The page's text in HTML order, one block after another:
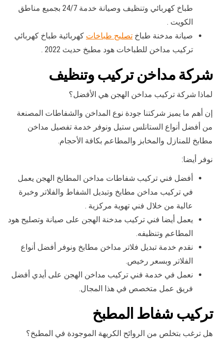
طباخ كهربائي وتنظيف وصيانة خدمة 24/7 بجميع مناطق
الكويت .
صيانة مدخنة طباخ تصليح طباخات كهربائية طباخ كهربائي
تركيب مداخن للطباخات هود مطبخ حديث 2022 .
شركة مداخن تركيب وتنظيف
لماذا شركة تركيب مداخن الهجن هي الأفضل؟
إن أهم ما يميز شركتنا جودة نوع المداخن والشفاطات المصنعة
من أفضل أنواع الستانلس ستيل ونوفر خدمة تفصيل مداخن
مطابخ للمنازل والمخابز والمطاعم بكافة الأحجام.
نوفر أيضا:
أفضل فني تركيب شفاطات مداخن المطابخ الهجن يعمل
في تركيب مداخن مطابخ وتبديل الشفاط والفلاتر وخبرة
عالية من خلال فني تهوية مركزية .
يعمل أيضا فني تركيب مدخنة الهجن على صيانة وتصليح هود
المطاعم وتنظيفه.
نقدم خدمة تبديل فلاتر مداخن مطابخ ونوفر أفضل أنواع
الفلاتر وبسعر رخيص.
نعمل في خدمة فني تركيب مداخن الهجن على أيدي أفضل
فريق عمل متخصص في هذا المجال.
تركيب شفاط المطبخ
هل ترغب بتخلص من الروائح الكريهة الموجودة في المطبخ؟